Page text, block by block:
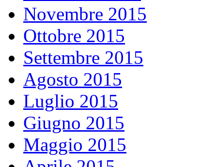
Novembre 2015
Ottobre 2015
Settembre 2015
Agosto 2015
Luglio 2015
Giugno 2015
Maggio 2015